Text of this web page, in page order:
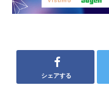
シェアする